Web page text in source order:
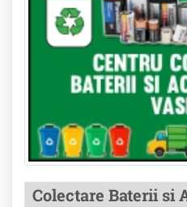
Colectare Baterii si